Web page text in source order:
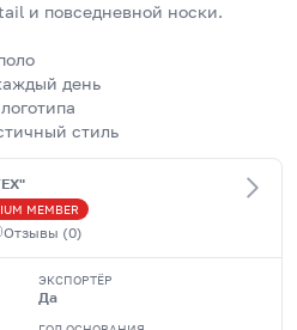
и повседневной носки.
день
стиль
MEMBER
Отзывы (0)
ЭКСПОРТЁР
Да